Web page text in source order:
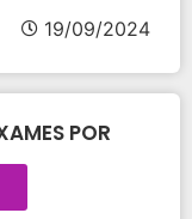
19/09/2024
POR